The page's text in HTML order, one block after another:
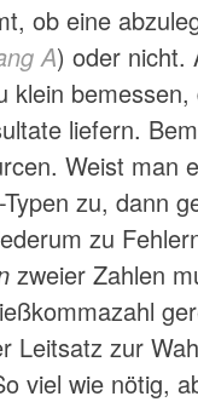
ob eine
A) oder nicht.
klein
liefern.
Weist man
zu, dann
zu
zweier Zahlen
Leitsatz zur
viel wie nötig,